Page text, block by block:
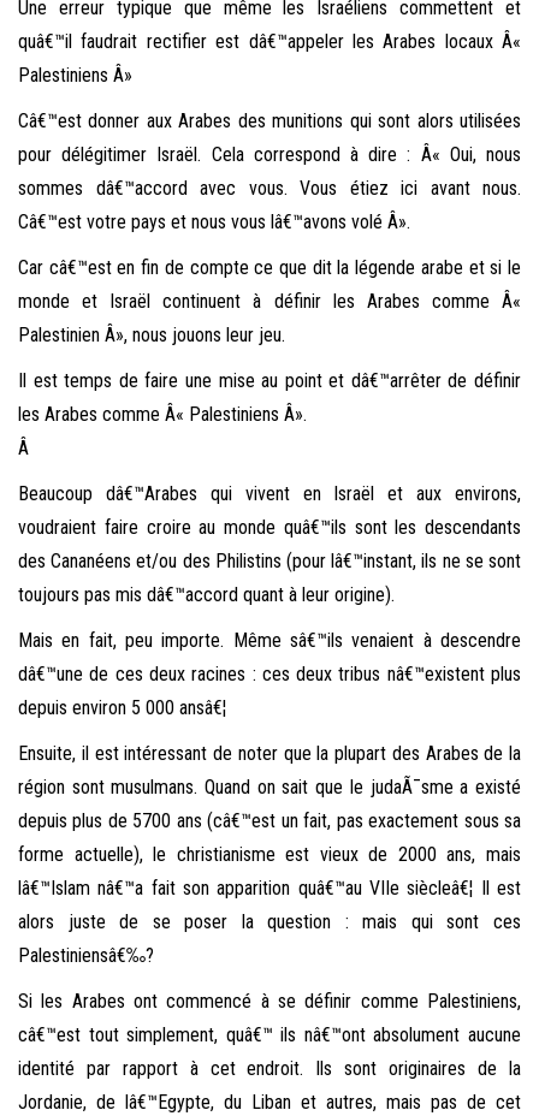
l
a
n
v
t
n
Une erreur typique que même les Israéliens commettent et
quâ€™il faudrait rectifier est dâ€™appeler les Arabes locaux Â«
Palestiniens Â»
Câ€™est donner aux Arabes des munitions qui sont alors utilisées
pour délégitimer Israël. Cela correspond à dire : Â« Oui, nous
sommes dâ€™accord avec vous. Vous étiez ici avant nous.
Câ€™est votre pays et nous vous lâ€™avons volé Â».
Car câ€™est en fin de compte ce que dit la légende arabe et si le
monde et Israël continuent à définir les Arabes comme Â«
Palestinien Â», nous jouons leur jeu.
Il est temps de faire une mise au point et dâ€™arrêter de définir
les Arabes comme Â« Palestiniens Â».
Â
Beaucoup dâ€™Arabes qui vivent en Israël et aux environs,
voudraient faire croire au monde quâ€™ils sont les descendants
des Cananéens et/ou des Philistins (pour lâ€™instant, ils ne se sont
toujours pas mis dâ€™accord quant à leur origine).
Mais en fait, peu importe. Même sâ€™ils venaient à descendre
dâ€™une de ces deux racines : ces deux tribus nâ€™existent plus
depuis environ 5 000 ansâ€¦
Ensuite, il est intéressant de noter que la plupart des Arabes de la
région sont musulmans. Quand on sait que le judaÃ¯sme a existé
depuis plus de 5700 ans (câ€™est un fait, pas exactement sous sa
forme actuelle), le christianisme est vieux de 2000 ans, mais
lâ€™Islam nâ€™a fait son apparition quâ€™au VIIe siècleâ€¦ Il est
alors juste de se poser la question : mais qui sont ces
Palestiniensâ€‰?
Si les Arabes ont commencé à se définir comme Palestiniens,
câ€™est tout simplement, quâ€™ ils nâ€™ont absolument aucune
identité par rapport à cet endroit. Ils sont originaires de la
Jordanie, de lâ€™Egypte, du Liban et autres, mais pas de cet